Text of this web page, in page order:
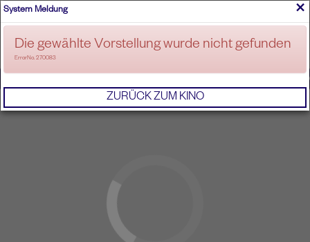
ANMELDEN
×
System Meldung
Die gewählte Vorstellung wurde nicht gefunden
ErrorNo. 270083
ZURÜCK ZUM KINO